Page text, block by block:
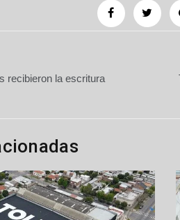
recibieron la escritura